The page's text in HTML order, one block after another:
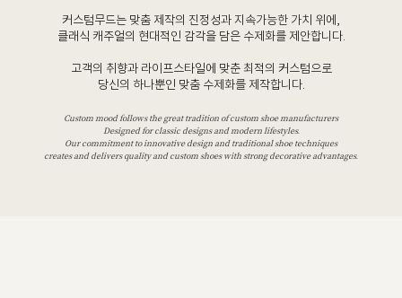
커스텀무드는 맞춤 제작의 진정성과 지속가능한 가치 위에,
클래식 캐주얼의 현대적인 감각을 담은 수제화를 제안합니다.
고객의 취향과 라이프스타일에 맞춘 최적의 커스텀으로
당신의 하나뿐인 맞춤 수제화를 제작합니다.
Custom mood follows the great tradition of custom shoe manufacturers
Designed for classic designs and modern lifestyles.
Our commitment to innovative design and traditional shoe techniques
creates and delivers quality and custom shoes with strong decorative advantages.